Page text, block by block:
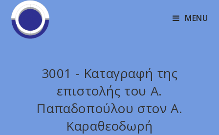
MENU
3001 - Καταγραφή της
επιστολής του Α.
Παπαδοπούλου στον Α.
Καραθεοδωρή